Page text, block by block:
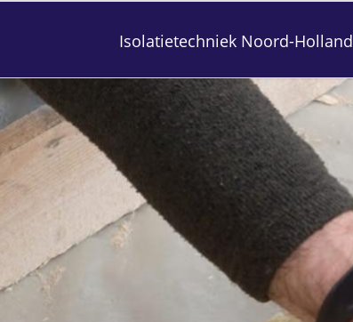
Isolatietechniek Noord-Holland